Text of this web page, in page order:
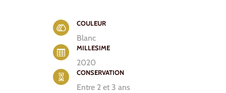
COULEUR
Blanc

MILLESIME
2020

CONSERVATION
Entre 2 et 3 ans